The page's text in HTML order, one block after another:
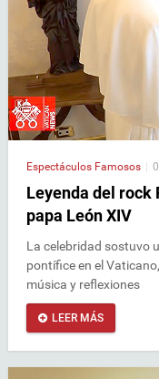
Espectáculos Famosos
Leyenda del rock
papa León XIV
La celebridad sostuvo
pontífice en el
música y reflexiones
LEER MÁS